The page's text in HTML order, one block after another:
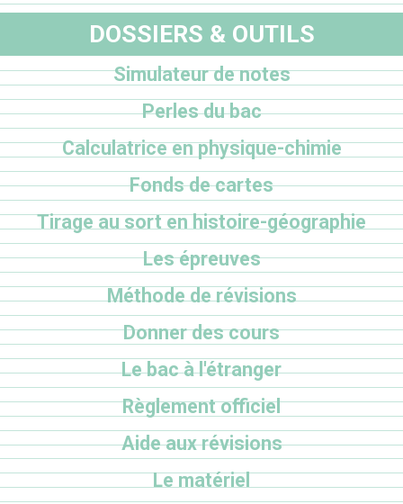
DOSSIERS & OUTILS
Simulateur de notes
Perles du bac
Calculatrice en physique-chimie
Fonds de cartes
Tirage au sort en histoire-géographie
Les épreuves
Méthode de révisions
Donner des cours
Le bac à l'étranger
Règlement officiel
Aide aux révisions
Le matériel